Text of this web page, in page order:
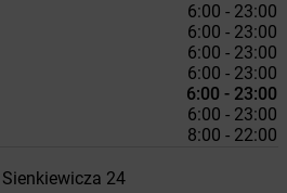
6:00 - 23:00
6:00 - 23:00
6:00 - 23:00
6:00 - 23:00
6:00 - 23:00
6:00 - 23:00
8:00 - 22:00
24